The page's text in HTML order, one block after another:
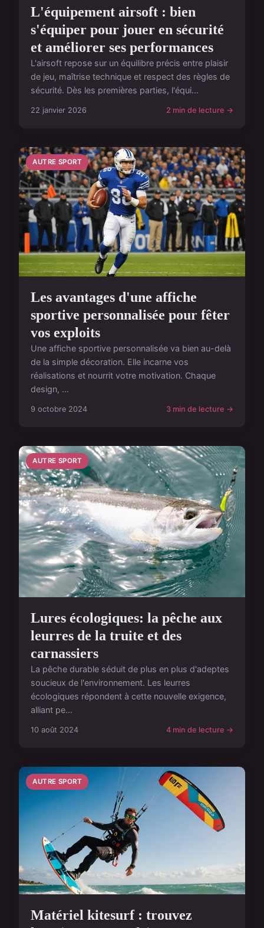
L'équipement airsoft : bien
s'équiper pour jouer en sécurité
et améliorer ses performances
L'airsoft repose sur un équilibre précis entre plaisir
de jeu, maîtrise technique et respect des règles de
sécurité. Dès les premières parties, l'équi...
22 janvier 2026 2 min de lecture →
AUTRE SPORT
Les avantages d'une affiche
sportive personnalisée pour fêter
vos exploits
Une affiche sportive personnalisée va bien au-delà
de la simple décoration. Elle incarne vos
réalisations et nourrit votre motivation. Chaque
design, ...
9 octobre 2024 3 min de lecture →
AUTRE SPORT
Lures écologiques: la pêche aux
leurres de la truite et des
carnassiers
La pêche durable séduit de plus en plus d'adeptes
soucieux de l'environnement. Les leurres
écologiques répondent à cette nouvelle exigence,
alliant pe...
10 août 2024 4 min de lecture →
AUTRE SPORT
Matériel kitesurf : trouvez